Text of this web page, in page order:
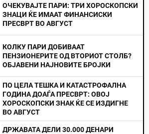
ОЧЕКУВАЈТЕ ПАРИ: ТРИ ХОРОСКОПСКИ
ЗНАЦИ ЌЕ ИМААТ ФИНАНСИСКИ
ПРЕСВРТ ВО АВГУСТ
КОЛКУ ПАРИ ДОБИВААТ
ПЕНЗИОНЕРИТЕ ОД ВТОРИОТ СТОЛБ?
ОБЈАВЕНИ НАЈНОВИТЕ БРОЈКИ
ПО ЦЕЛА ТЕШКА И КАТАСТРОФАЛНА
ГОДИНА ДОАЃА ПРЕСВРТ: ОВОЈ
ХОРОСКОПСКИ ЗНАК ЌЕ СЕ ИЗДИГНЕ
ВО АВГУСТ
ДРЖАВАТА ДЕЛИ 30.000 ДЕНАРИ